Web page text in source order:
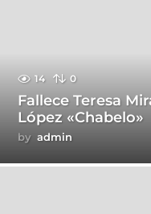
14 0
Fallece Teresa
López «Chabelo»
by admin